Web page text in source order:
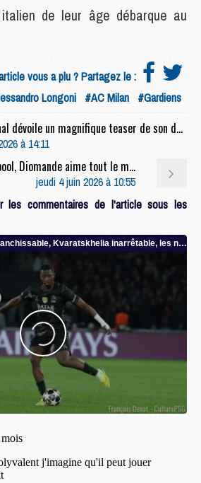
de leur âge débarque au
vous a plu ? Partagez le :
Longoni #AC Milan #Gardiens
Match : Canal dévoile un magnifique teaser de son documentaire sur la finale PSG/Arsenal
à 14:11
Mercato : PSG ou Liverpool, Diomande aime tout le monde
jeudi 4 juin 2026 à 10:55
les commentaires de l'article sous les